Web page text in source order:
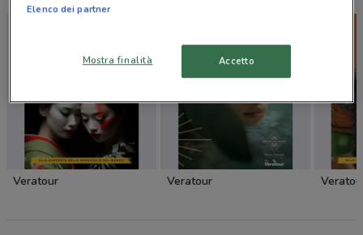
Veratour Veratour
Elenco dei partner
Mostra finalità Accetto